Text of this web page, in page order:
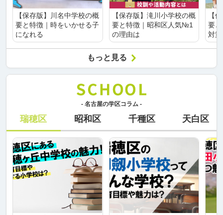
【保存版】川名中学校の概
要と特徴｜時をいかせる子
になれる
【保存版】滝川小学校の概
要と特徴｜昭和区人気№1
の理由は
【
要
対
もっと見る
- 名古屋の学区コラム -
瑞穂区 昭和区 千種区 天白区